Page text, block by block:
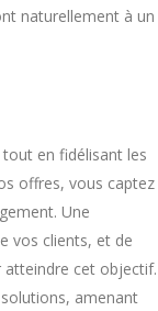
naturellement à un
en fidélisant les
offres, vous captez
Une
vos clients, et de
cet objectif.
amenant